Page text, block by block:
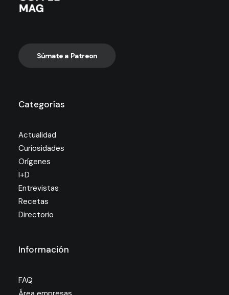
Súmate a Patreon
Categorías
Actualidad
Curiosidades
Orígenes
I+D
Entrevistas
Recetas
Directorio
Información
FAQ